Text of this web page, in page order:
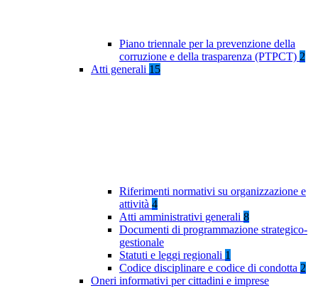
Piano triennale per la prevenzione della
corruzione e della trasparenza (PTPCT) 2
Atti generali 15
Riferimenti normativi su organizzazione e
attività 4
Atti amministrativi generali 8
Documenti di programmazione strategico-
gestionale
Statuti e leggi regionali 1
Codice disciplinare e codice di condotta 2
Oneri informativi per cittadini e imprese